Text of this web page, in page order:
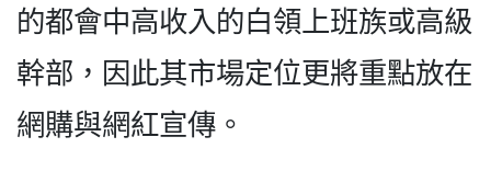
的都會中高收入的白領上班族或高級
幹部，因此其市場定位更將重點放在
網購與網紅宣傳。